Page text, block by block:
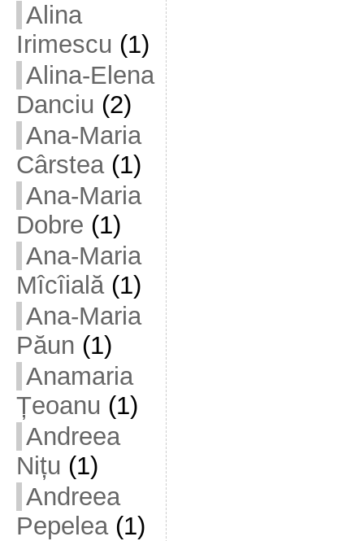
Alina
Irimescu (1)
Alina-Elena
Danciu (2)
Ana-Maria
Cârstea(1)
Ana-Maria
Dobre (1)
Ana-Maria
Mîcîială(1)
Ana-Maria
Păun (1)
Anamaria
Țeoanu (1)
Andreea
Nițu (1)
Andreea
Pepelea(1)